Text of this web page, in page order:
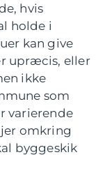
hvis
holde i
kan give
upræcis, eller
ikke
som
varierende
omkring
byggeskik